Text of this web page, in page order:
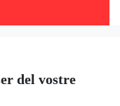
del vostre